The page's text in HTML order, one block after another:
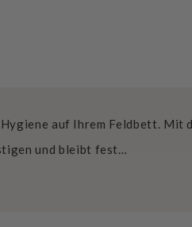
auf Ihrem Feldbett. Mit
und bleibt fest…